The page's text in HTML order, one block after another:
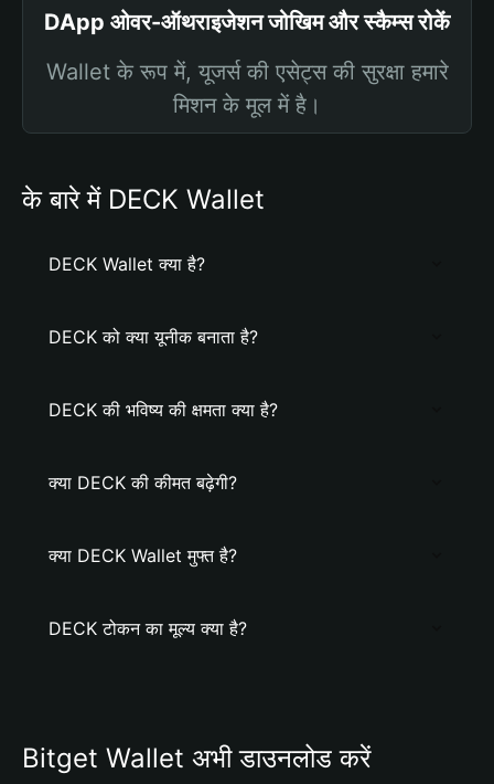
DApp ओवर-ऑथराइजेशन जोखिम और स्कैम्स रोकें
Wallet के रूप में, यूजर्स की एसेट्स की सुरक्षा हमारे
मिशन के मूल में है।
के बारे में DECK Wallet
DECK Wallet क्या है?
DECK को क्या यूनीक बनाता है?
DECK की भविष्य की क्षमता क्या है?
क्या DECK की कीमत बढ़ेगी?
क्या DECK Wallet मुफ्त है?
DECK टोकन का मूल्य क्या है?
Bitget Wallet अभी डाउनलोड करें